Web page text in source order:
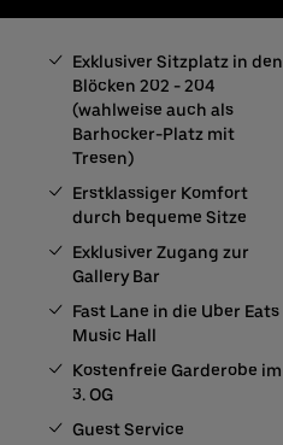
Exklusiver Sitzplatz in den
Blöcken 202 - 204
(wahlweise auch als
Barhocker-Platz mit
Tresen)
Erstklassiger Komfort
durch bequeme Sitze
Exklusiver Zugang zur
Gallery Bar
Fast Lane in die Uber Eats
Music Hall
Kostenfreie Garderobe im
3. OG
Guest Service